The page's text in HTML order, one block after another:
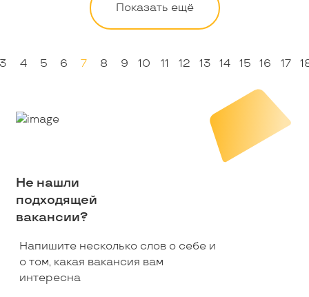
Показать ещё
3 4 5 6 7 8 9 10 11 12 13 14 15 16 17
Не нашли
подходящей
вакансии?
Напишите несколько слов о себе и
о том, какая вакансия вам
интересна